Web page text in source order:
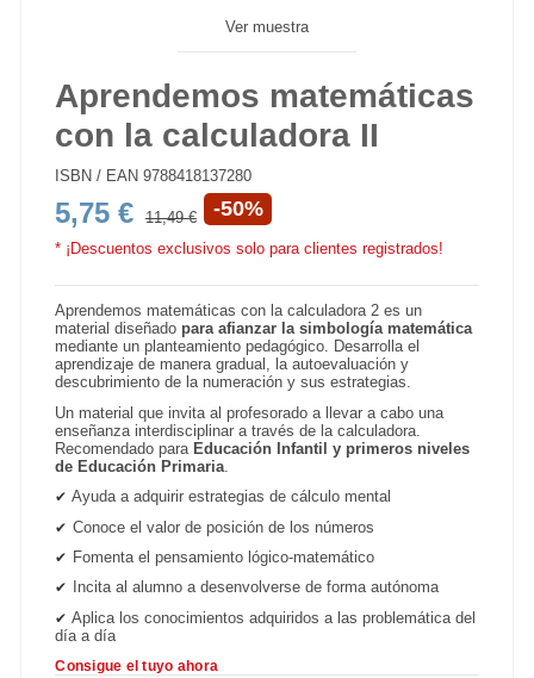
Ver muestra
Aprendemos matemáticas
con la calculadora II
ISBN / EAN 9788418137280
5,75 € 11,49 € -50%
* ¡Descuentos exclusivos solo para clientes registrados!
Aprendemos matemáticas con la calculadora 2 es un
material diseñado para afianzar la simbología matemática
mediante un planteamiento pedagógico. Desarrolla el
aprendizaje de manera gradual, la autoevaluación y
descubrimiento de la numeración y sus estrategias.
Un material que invita al profesorado a llevar a cabo una
enseñanza interdisciplinar a través de la calculadora.
Recomendado para Educación Infantil y primeros niveles
de Educación Primaria
✔ Ayuda a adquirir estrategias de cálculo mental
✔ Conoce el valor de posición de los números
✔ Fomenta el pensamiento lógico-matemático
✔ Incita al alumno a desenvolverse de forma autónoma
✔ Aplica los conocimientos adquiridos a las problemática del
día a día
Consigue el tuyo ahora